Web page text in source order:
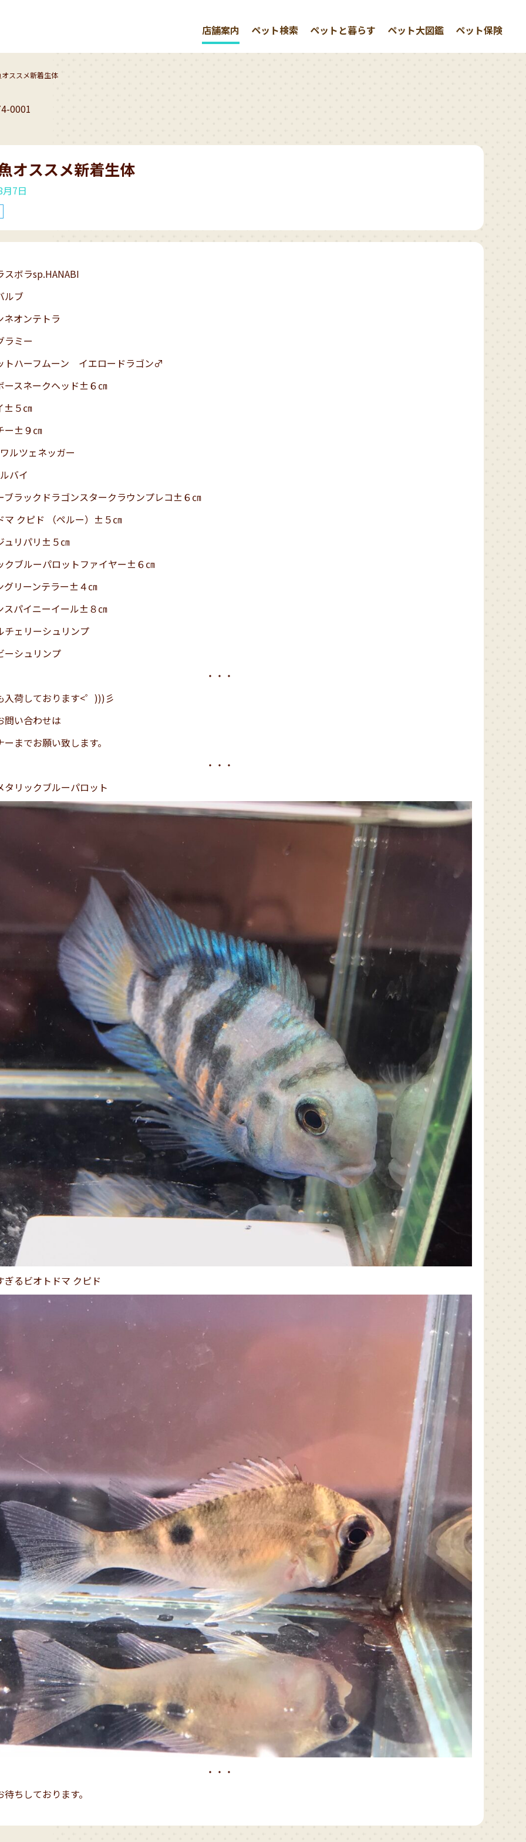
店舗案内 ペット検索 ペットと暮らす ペット大図鑑 ペット保険
ススメ新着生体
0001
オススメ新着生体
7日
スボラsp.HANABI
ルブ
ネオンテトラ
ラミー
トハーフムーン イエロードラゴン♂
ースネークヘッド±６㎝
±５㎝
ー±９㎝
ルツェネッガー
バイ
ブラックドラゴンスタークラウンプレコ±６㎝
マ クピド （ペルー）±５㎝
ュリパリ±５㎝
クブルーパロットファイヤー±６㎝
グリーンテラー±４㎝
スパイニーイール±８㎝
チェリーシュリンプ
ーシュリンプ
・・・
入荷しております<゜)))彡
問い合わせは
までお願い致します。
・・・
タリックブルーパロット
ぎるビオトドマ クピド
・・・
ちしております。